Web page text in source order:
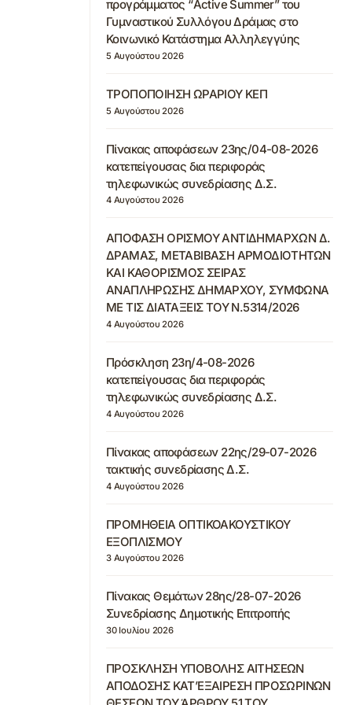
προγράμματος “Active Summer” του
Γυμναστικού Συλλόγου Δράμας στο
Κοινωνικό Κατάστημα Αλληλεγγύης
5 Αυγούστου 2026
ΤΡΟΠΟΠΟΙΗΣΗ ΩΡΑΡΙΟΥ ΚΕΠ
5 Αυγούστου 2026
Πίνακας αποφάσεων 23ης/04-08-2026
κατεπείγουσας δια περιφοράς
τηλεφωνικώς συνεδρίασης Δ.Σ.
4 Αυγούστου 2026
ΑΠΟΦΑΣΗ ΟΡΙΣΜΟΥ ΑΝΤΙΔΗΜΑΡΧΩΝ Δ.
ΔΡΑΜΑΣ, ΜΕΤΑΒΙΒΑΣΗ ΑΡΜΟΔΙΟΤΗΤΩΝ
ΚΑΙ ΚΑΘΟΡΙΣΜΟΣ ΣΕΙΡΑΣ
ΑΝΑΠΛΗΡΩΣΗΣ ΔΗΜΑΡΧΟΥ, ΣΥΜΦΩΝΑ
ΜΕ ΤΙΣ ΔΙΑΤΑΞΕΙΣ ΤΟΥ Ν.5314/2026
4 Αυγούστου 2026
Πρόσκληση 23η/4-08-2026
κατεπείγουσας δια περιφοράς
τηλεφωνικώς συνεδρίασης Δ.Σ.
4 Αυγούστου 2026
Πίνακας αποφάσεων 22ης/29-07-2026
τακτικής συνεδρίασης Δ.Σ.
4 Αυγούστου 2026
ΠΡΟΜΗΘΕΙΑ ΟΠΤΙΚΟΑΚΟΥΣΤΙΚΟΥ
ΕΞΟΠΛΙΣΜΟΥ
3 Αυγούστου 2026
Πίνακας Θεμάτων 28ης/28-07-2026
Συνεδρίασης Δημοτικής Επιτροπής
30 Ιουλίου 2026
ΠΡΟΣΚΛΗΣΗ ΥΠΟΒΟΛΗΣ ΑΙΤΗΣΕΩΝ
ΑΠΟΔΟΣΗΣ ΚΑΤ’ΕΞΑΙΡΕΣΗ ΠΡΟΣΩΡΙΝΩΝ